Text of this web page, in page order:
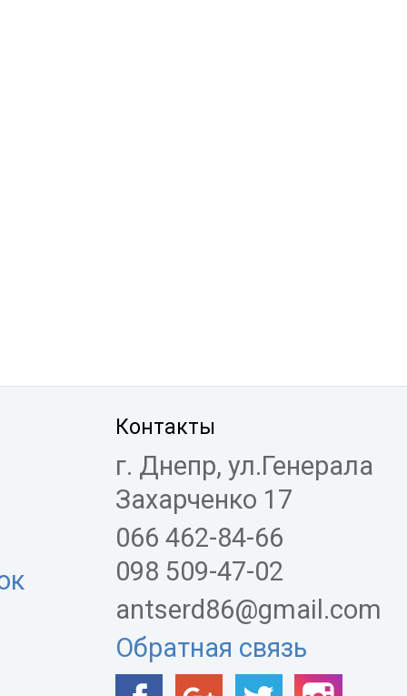
Контакты
г. Днепр, ул.Генерала
Захарченко 17
066 462-84-66
098 509-47-02
antserd86@gmail.com
Обратная связь